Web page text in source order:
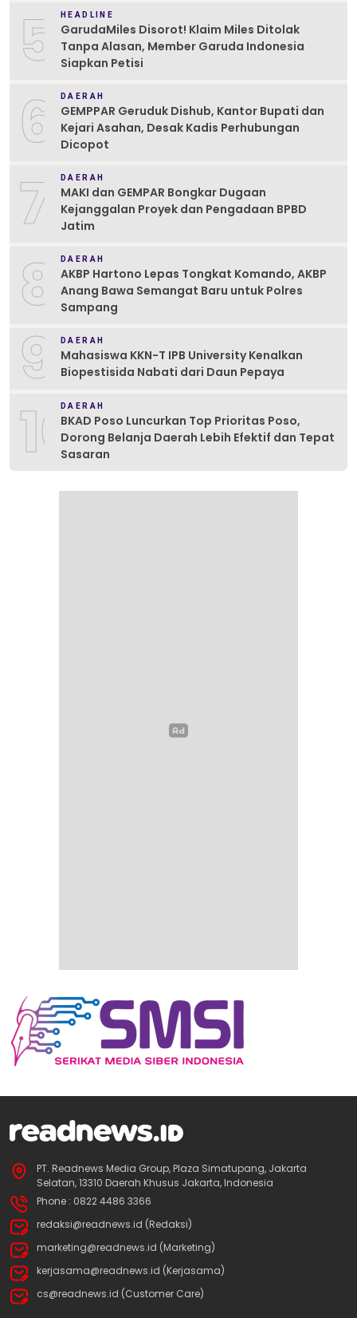
5 HEADLINE
GarudaMiles Disorot! Klaim Miles Ditolak
Tanpa Alasan, Member Garuda Indonesia
Siapkan Petisi
6 DAERAH
GEMPPAR Geruduk Dishub, Kantor Bupati dan
Kejari Asahan, Desak Kadis Perhubungan
Dicopot
7 DAERAH
MAKI dan GEMPAR Bongkar Dugaan
Kejanggalan Proyek dan Pengadaan BPBD
Jatim
8 DAERAH
AKBP Hartono Lepas Tongkat Komando, AKBP
Anang Bawa Semangat Baru untuk Polres
Sampang
9 DAERAH
Mahasiswa KKN-T IPB University Kenalkan
Biopestisida Nabati dari Daun Pepaya
10DAERAH
BKAD Poso Luncurkan Top Prioritas Poso,
Dorong Belanja Daerah Lebih Efektif dan Tepat
Sasaran
PT. Readnews Media Group, Plaza Simatupang, Jakarta
Selatan, 13310 Daerah Khusus Jakarta, Indonesia
Phone : 0822 4486 3366
redaksi@readnews.id (Redaksi)
marketing@readnews.id (Marketing)
kerjasama@readnews.id (Kerjasama)
cs@readnews.id (Customer Care)